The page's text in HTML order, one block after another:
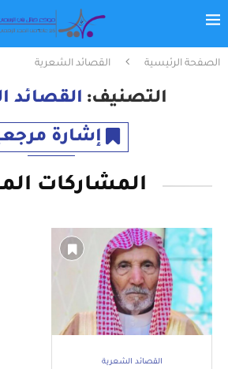
الصفحة الرئيسية القصائد الشعرية
التصنيف: القصائد
إشارة
المشاركات
القصائد الشعرية